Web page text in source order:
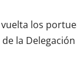
los
la Delegación